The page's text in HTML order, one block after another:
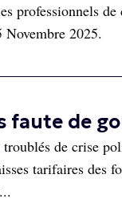
professionnels
2025.
faute de
de crise
tarifaires des